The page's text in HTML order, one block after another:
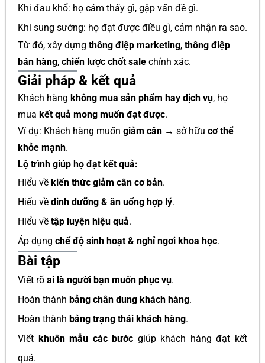
Khi đau khổ: họ cảm thấy gì, gặp vấn đề gì.
Khi sung sướng: họ đạt được điều gì, cảm nhận ra sao.
Từ đó, xây dựng thông điệp marketing, thông điệp
bán hàng, chiến lược chốt sale chính xác.
Giải pháp & kết quả
Khách hàng không mua sản phẩm hay dịch vụ, họ
mua kết quả mong muốn đạt được.
Ví dụ: Khách hàng muốn giảm cân → sở hữu cơ thể
khỏe mạnh.
Lộ trình giúp họ đạt kết quả:
Hiểu về kiến thức giảm cân cơ bản.
Hiểu về dinh dưỡng & ăn uống hợp lý.
Hiểu về tập luyện hiệu quả.
Áp dụng chế độ sinh hoạt & nghỉ ngơi khoa học.
Bài tập
Viết rõ ai là người bạn muốn phục vụ.
Hoàn thành bảng chân dung khách hàng.
Hoàn thành bảng trạng thái khách hàng.
Viết khuôn mẫu các bước giúp khách hàng đạt kết
quả.